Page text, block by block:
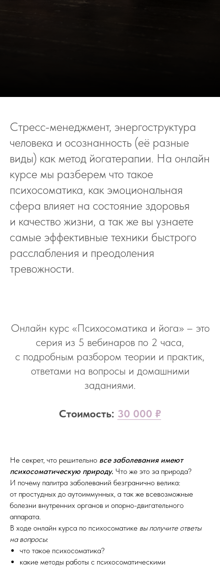
Стресс-менеджмент, энергоструктура
человека и осознанность (её разные
виды) как метод йогатерапии. На онлайн
курсе мы разберем что такое
психосоматика, как эмоциональная
сфера влияет на состояние здоровья
и качество жизни, а так же вы узнаете
самые эффективные техники быстрого
расслабления и преодоления
тревожности.
Онлайн курс «Психосоматика и йога» – это
серия из 5 вебинаров по 2 часа,
с подробным разбором теории и практик,
ответами на вопросы и домашними
заданиями.
Стоимость: 30 000 ₽
Не секрет, что решительно все заболевания имеют
психосоматическую природу. Что же это за природа?
И почему палитра заболеваний безгранично велика:
от простудных до аутоиммунных, а так же всевозможные
болезни внутренних органов и опорно-двигательного
аппарата.
В ходе онлайн курса по психосоматике вы получите ответы
на вопросы:
что такое психосоматика?
какие методы работы с психосоматическими